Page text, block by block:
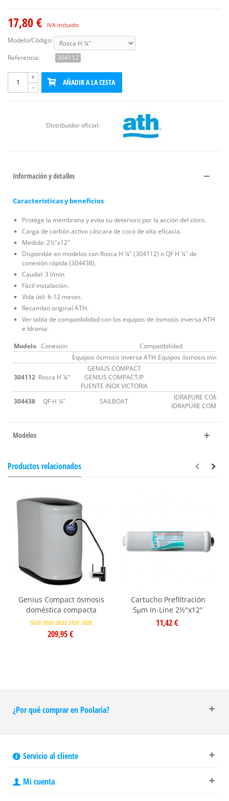
17,80 € IVA incluido
Modelo/Código:
Referencia:
304112
-
+
AÑADIR A LA CESTA
Distribuidor oficial:
Información y detalles
Características y beneficios
Protege la membrana y evita su deterioro por la acción del cloro.
Carga de carbón activo cáscara de coco de alta eficacia.
Medida: 2½"x12"
Disponible en modelos con Rosca H ¼" (304112) o QF H ¼" de
conexión rápida (304438).
Caudal: 3 l/min
Fácil instalación.
Vida útil: 6-12 meses.
Recambio original ATH.
Ver tabla de compatibilidad con los equipos de ósmosis inversa ATH
e Idrania:
Modelo Conexión
Compatibilidad
Equipos ósmosis inversa ATH Equipos ósmosis
304112 Rosca H ¼"
GENIUS COMPACT
GENIUS COMPACT/P
FUENTE INOX VICTORIA
304438
QF H ¼" SAILBOAT
IDRAPURE
IDRAPURE
Modelos
Productos relacionados
Genius Compact ósmosis
doméstica compacta
star star star star star
209,95 €
Cartucho Prefiltración
5μm In-Line 2½"x12"
11,42 €
¿Por qué comprar en Poolaria?
Servicio al cliente
Mi cuenta